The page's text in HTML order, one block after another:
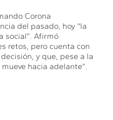
Corona
del pasado, hoy “la
social”. Afirmó
retos, pero cuenta con
y que, pese a la
hacia adelante”.